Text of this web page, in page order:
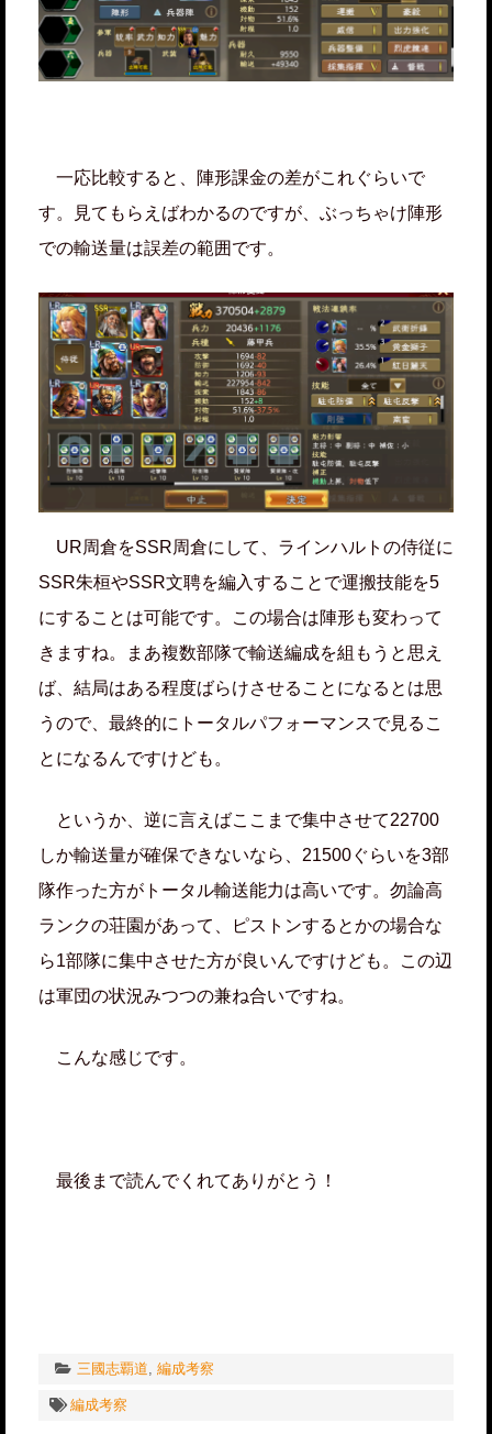
一応比較すると、陣形課金の差がこれぐらいで
す。見てもらえばわかるのですが、ぶっちゃけ陣形
での輸送量は誤差の範囲です。
UR周倉をSSR周倉にして、ラインハルトの侍従に
SSR朱桓やSSR文聘を編入することで運搬技能を5
にすることは可能です。この場合は陣形も変わって
きますね。まあ複数部隊で輸送編成を組もうと思え
ば、結局はある程度ばらけさせることになるとは思
うので、最終的にトータルパフォーマンスで見るこ
とになるんですけども。
というか、逆に言えばここまで集中させて22700
しか輸送量が確保できないなら、21500ぐらいを3部
隊作った方がトータル輸送能力は高いです。勿論高
ランクの荘園があって、ピストンするとかの場合な
ら1部隊に集中させた方が良いんですけども。この辺
は軍団の状況みつつの兼ね合いですね。
こんな感じです。
最後まで読んでくれてありがとう！
三國志覇道, 編成考察
編成考察